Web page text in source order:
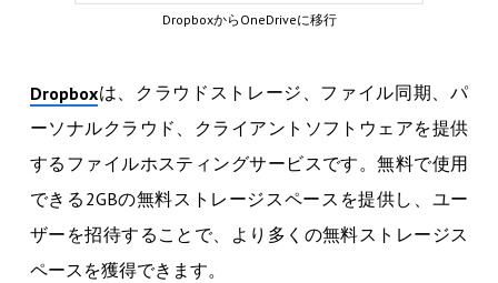
DropboxからOneDriveに移行
Dropboxは、クラウドストレージ、ファイル同期、パ
ーソナルクラウド、クライアントソフトウェアを提供
するファイルホスティングサービスです。無料で使用
できる2GBの無料ストレージスペースを提供し、ユー
ザーを招待することで、より多くの無料ストレージス
ペースを獲得できます。